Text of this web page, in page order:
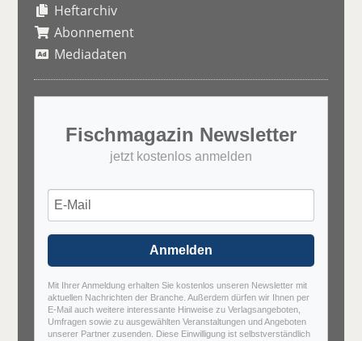
Heftarchiv
Abonnement
Mediadaten
Fischmagazin Newsletter
jetzt kostenlos anmelden
Anmelden
Mit Ihrer Anmeldung erhalten Sie kostenlos unseren Newsletter mit
aktuellen Nachrichten der Branche. Außerdem dürfen wir Ihnen per
E-Mail auch weitere interessante Hinweise zu Verlagsangeboten,
Umfragen sowie zu ausgewählten Veranstaltungen und Angeboten
unserer Partner zusenden. Diese Einwilligung ist selbstverständlich